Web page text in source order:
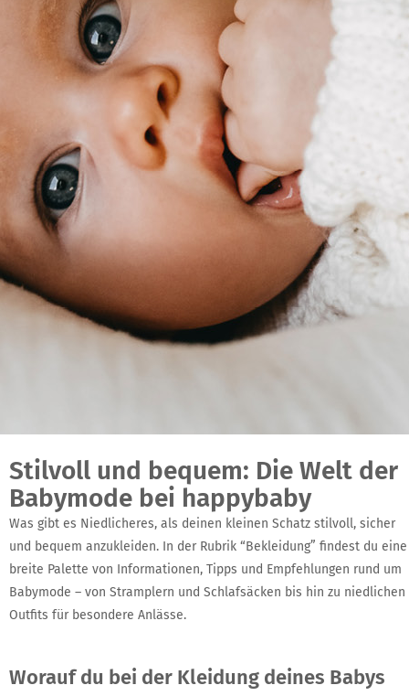
Stilvoll und bequem: Die Welt der
Babymode bei happybaby​
Was gibt es Niedlicheres, als deinen kleinen Schatz stilvoll, sicher
und bequem anzukleiden. In der Rubrik “Bekleidung” findest du eine
breite Palette von Informationen, Tipps und Empfehlungen rund um
Babymode – von Stramplern und Schlafsäcken bis hin zu niedlichen
Outfits für besondere Anlässe.
Worauf du bei der Kleidung deines Babys